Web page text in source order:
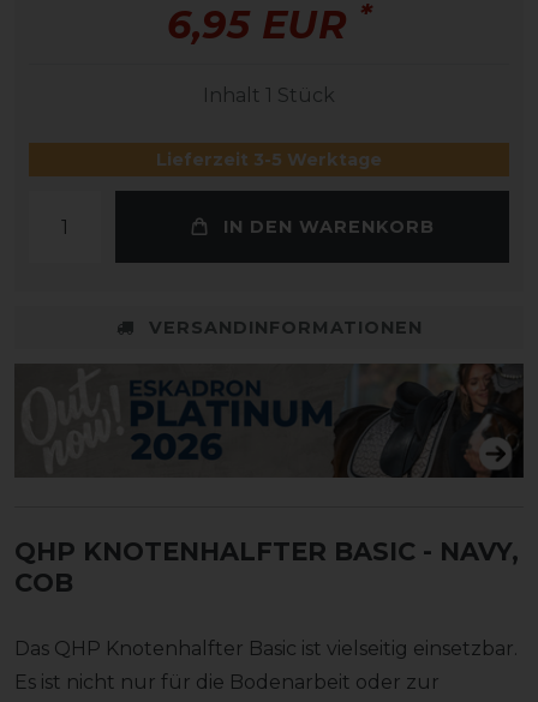
6,95 EUR *
Inhalt 1 Stück
Lieferzeit 3-5 Werktage
IN DEN WARENKORB
VERSANDINFORMATIONEN
QHP KNOTENHALFTER BASIC - NAVY,
COB
Das QHP Knotenhalfter Basic ist vielseitig einsetzbar.
Es ist nicht nur für die Bodenarbeit oder zur